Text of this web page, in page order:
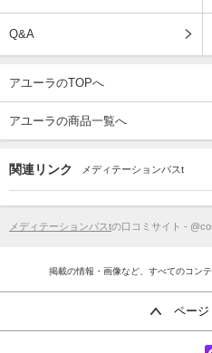
Q&A
アユーラのTOPへ
アユーラの商品一覧へ
関連リンク メディテーションバスt
メディテーションバスtの口コミサイト -
掲載の情報・画像など、すべてのコン
ページ